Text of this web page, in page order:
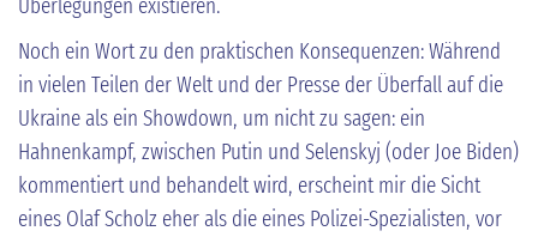
Überlegungen existieren.
Noch ein Wort zu den praktischen Konsequenzen: Während
in vielen Teilen der Welt und der Presse der Überfall auf die
Ukraine als ein Showdown, um nicht zu sagen: ein
Hahnenkampf, zwischen Putin und Selenskyj (oder Joe Biden)
kommentiert und behandelt wird, erscheint mir die Sicht
eines Olaf Scholz eher als die eines Polizei-Spezialisten, vor